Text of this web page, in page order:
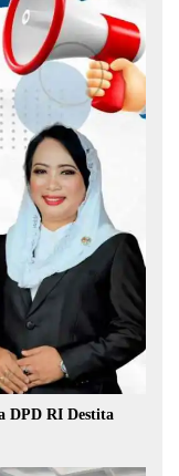
DPD RI Destita